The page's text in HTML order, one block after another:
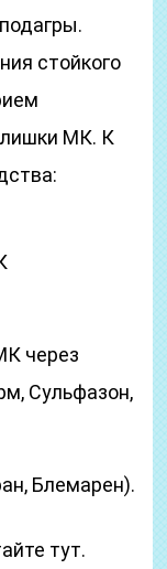
стойкого
МК. К
через
Сульфазон,
Блемарен).
тут.